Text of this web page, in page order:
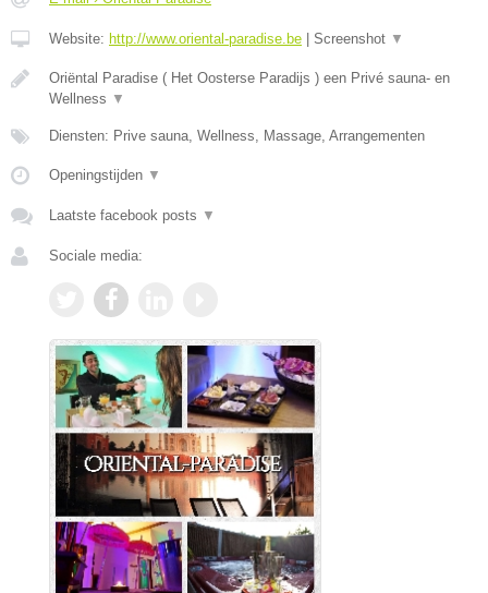
Website: http://www.oriental-paradise.be | Screenshot ▼
Oriëntal Paradise ( Het Oosterse Paradijs ) een Privé sauna- en
Wellness ▼
Diensten: Prive sauna, Wellness, Massage, Arrangementen
Openingstijden ▼
Laatste facebook posts ▼
Sociale media: